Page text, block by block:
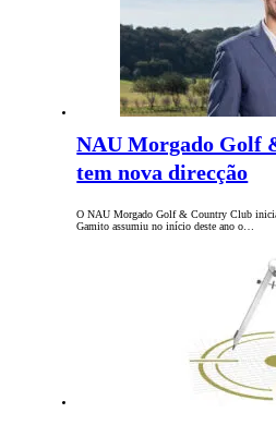
NAU Morgado Golf
tem nova direcção
O NAU Morgado Golf & Country Club
Gamito assumiu no início deste ano o…